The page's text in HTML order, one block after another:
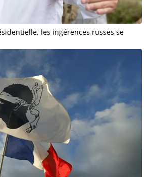
les ingérences russes se